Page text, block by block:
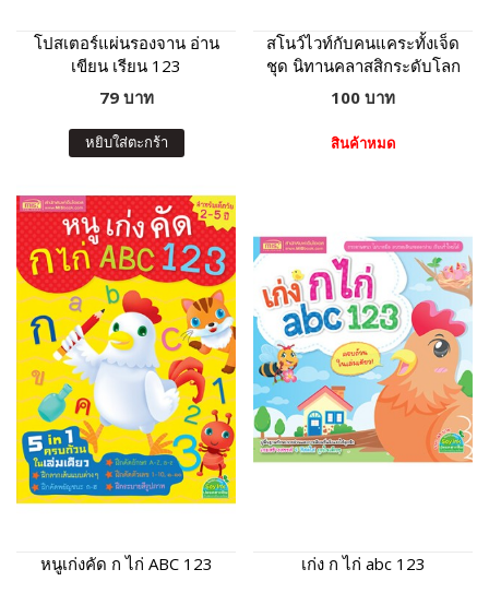
โปสเตอร์แผ่นรองจาน อ่าน
เขียน เรียน 123
79 บาท
หยิบใส่ตะกร้า
สโนว์ไวท์กับคนแคระทั้งเจ็ด
ชุด นิทานคลาสสิกระดับโลก
100 บาท
สินค้าหมด
หนูเก่งคัด ก ไก่ ABC 123
เก่ง ก ไก่ abc 123